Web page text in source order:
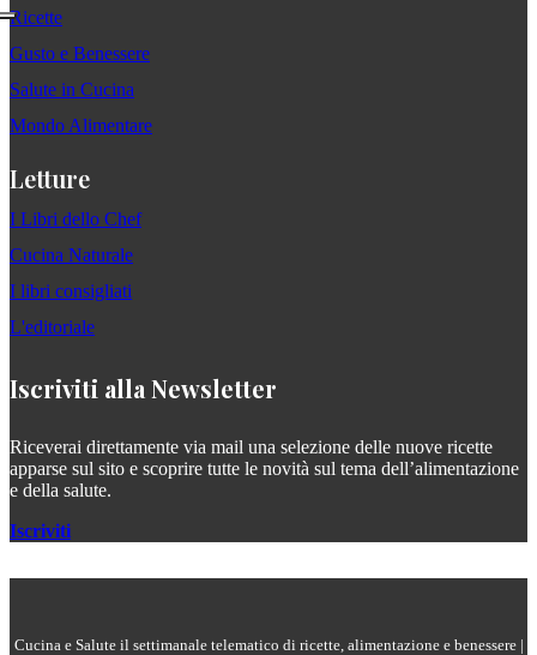
Ricette
Gusto e Benessere
Salute in Cucina
Mondo Alimentare
Letture
I Libri dello Chef
Cucina Naturale
I libri consigliati
L'editoriale
Iscriviti alla Newsletter
Riceverai direttamente via mail una selezione delle nuove ricette
apparse sul sito e scoprire tutte le novità sul tema dell’alimentazione
e della salute.
Iscriviti
Cucina e Salute il settimanale telematico di ricette, alimentazione e benessere |